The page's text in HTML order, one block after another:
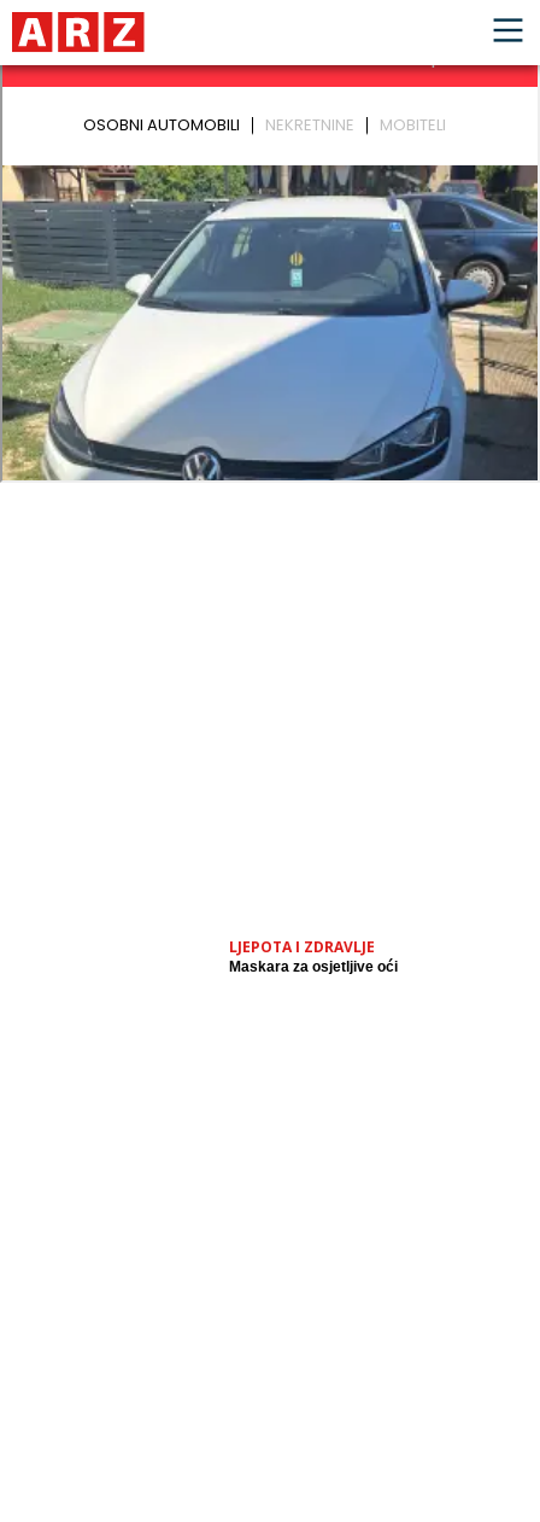
LJEPOTA I ZDRAVLJE
Maskara za osjetljive oći